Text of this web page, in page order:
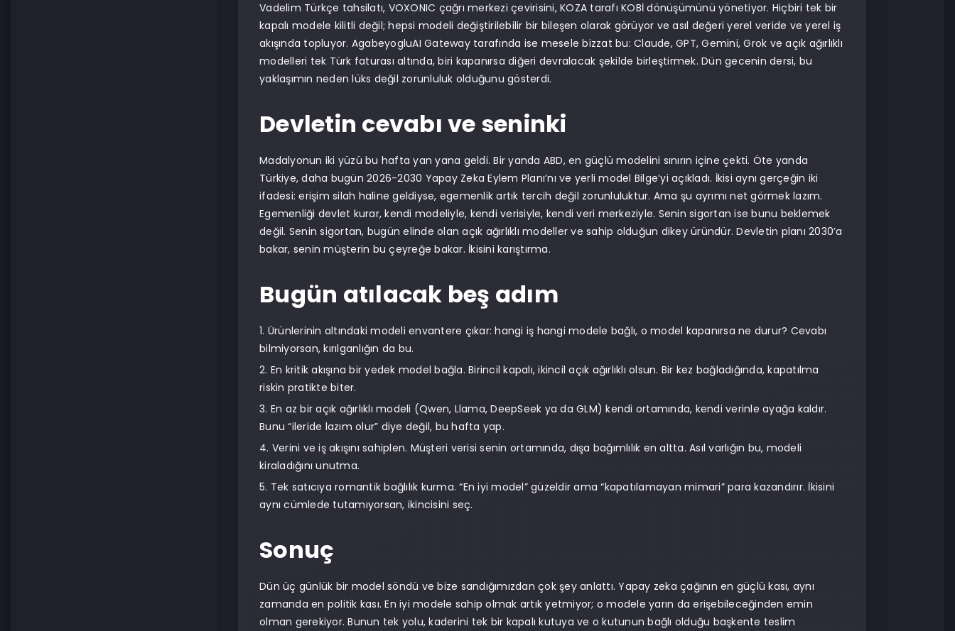
Vadelim Türkçe tahsilatı, VOXONIC çağrı merkezi çevirisini, KOZA tarafı KOBİ dönüşümünü yönetiyor. Hiçbiri tek bir
kapalı modele kilitli değil; hepsi modeli değiştirilebilir bir bileşen olarak görüyor ve asıl değeri yerel veride ve yerel iş
akışında topluyor. AgabeyogluAI Gateway tarafında ise mesele bizzat bu: Claude, GPT, Gemini, Grok ve açık ağırlıklı
modelleri tek Türk faturası altında, biri kapanırsa diğeri devralacak şekilde birleştirmek. Dün gecenin dersi, bu
yaklaşımın neden lüks değil zorunluluk olduğunu gösterdi.
Devletin cevabı ve seninki
Madalyonun iki yüzü bu hafta yan yana geldi. Bir yanda ABD, en güçlü modelini sınırın içine çekti. Öte yanda
Türkiye, daha bugün 2026-2030 Yapay Zeka Eylem Planı’nı ve yerli model Bilge’yi açıkladı. İkisi aynı gerçeğin iki
ifadesi: erişim silah haline geldiyse, egemenlik artık tercih değil zorunluluktur. Ama şu ayrımı net görmek lazım.
Egemenliği devlet kurar, kendi modeliyle, kendi verisiyle, kendi veri merkeziyle. Senin sigortan ise bunu beklemek
değil. Senin sigortan, bugün elinde olan açık ağırlıklı modeller ve sahip olduğun dikey üründür. Devletin planı 2030’a
bakar, senin müşterin bu çeyreğe bakar. İkisini karıştırma.
Bugün atılacak beş adım
Ürünlerinin altındaki modeli envantere çıkar: hangi iş hangi modele bağlı, o model kapanırsa ne durur? Cevabı
bilmiyorsan, kırılganlığın da bu.
En kritik akışına bir yedek model bağla. Birincil kapalı, ikincil açık ağırlıklı olsun. Bir kez bağladığında, kapatılma
riskin pratikte biter.
En az bir açık ağırlıklı modeli (Qwen, Llama, DeepSeek ya da GLM) kendi ortamında, kendi verinle ayağa kaldır.
Bunu “ileride lazım olur” diye değil, bu hafta yap.
Verini ve iş akışını sahiplen. Müşteri verisi senin ortamında, dışa bağımlılık en altta. Asıl varlığın bu, modeli
kiraladığını unutma.
Tek satıcıya romantik bağlılık kurma. “En iyi model” güzeldir ama “kapatılamayan mimari” para kazandırır. İkisini
aynı cümlede tutamıyorsan, ikincisini seç.
Sonuç
Dün üç günlük bir model söndü ve bize sandığımızdan çok şey anlattı. Yapay zeka çağının en güçlü kası, aynı
zamanda en politik kası. En iyi modele sahip olmak artık yetmiyor; o modele yarın da erişebileceğinden emin
olman gerekiyor. Bunun tek yolu, kaderini tek bir kapalı kutuya ve o kutunun bağlı olduğu başkente teslim